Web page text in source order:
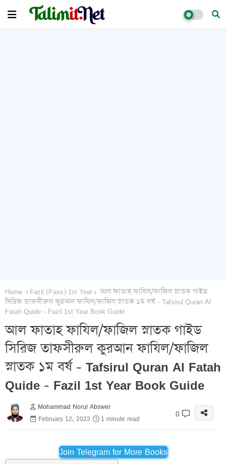
Home Fazil (Pass) 1st Year
আল ফাতাহ ফাযিল/ফাজিল স্নাতক গাইড
সিরিজ তাফসীরুল কুরআন ফাযিল/ফাজিল স্নাতক ১ম বর্ষ - Tafsirul Quran Al
Fatah Quide - Fazil 1st Year Book Guide
আল ফাতাহ ফাযিল/ফাজিল স্নাতক গাইড
সিরিজ তাফসীরুল কুরআন ফাযিল/ফাজিল
স্নাতক ১ম বর্ষ - Tafsirul Quran Al Fatah
Quide - Fazil 1st Year Book Guide
Mohammad Norul Abswer
February 12, 2023
1 minute read 0
Join Telegram for More Books